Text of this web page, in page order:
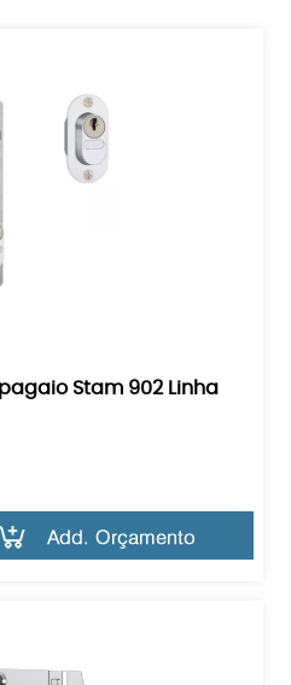
Stam 902 Linha